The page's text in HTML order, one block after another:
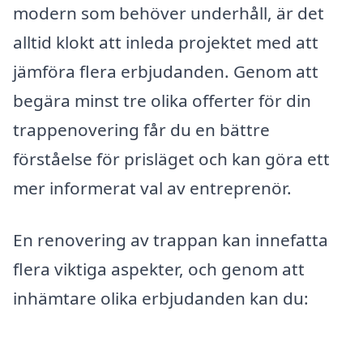
modern som behöver underhåll, är det
alltid klokt att inleda projektet med att
jämföra flera erbjudanden. Genom att
begära minst tre olika offerter för din
trappenovering får du en bättre
förståelse för prisläget och kan göra ett
mer informerat val av entreprenör.
En renovering av trappan kan innefatta
flera viktiga aspekter, och genom att
inhämtare olika erbjudanden kan du: